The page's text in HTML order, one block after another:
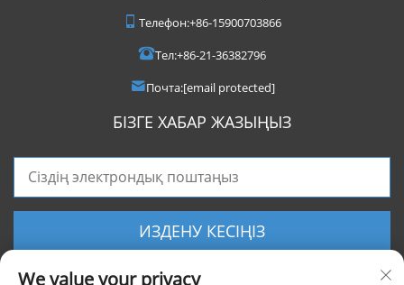
Телефон:+86-15900703866
Тел:+86-21-36382796
Почта:[email protected]
БІЗГЕ ХАБАР ЖАЗЫҢЫЗ
ИЗДЕНУ КЕСІҢІЗ
We value your privacy